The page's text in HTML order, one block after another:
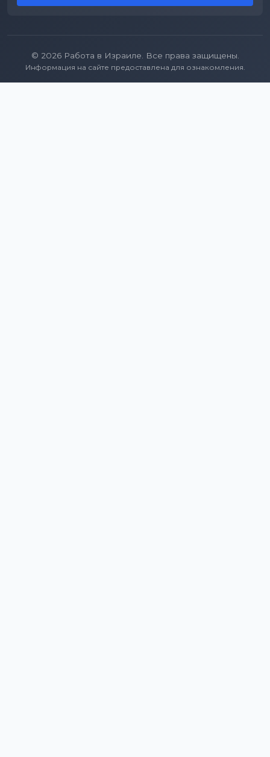
© 2026 Работа в Израиле. Все права защищены.
Информация на сайте предоставлена для ознакомления.